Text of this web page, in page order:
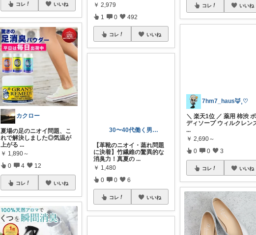
コレ いいね
カクロー
​夏場の足のニオイ問題、こ
れで解決しました◎ ​気温が
上がる ...
￥ 1,890～
0 4 12
コレ いいね
￥ 2,979
1 0 492
コレ いいね
30〜40代働く男性のためのROOM
【革靴のニオイ・蒸れ問題
に決着】竹繊維の驚異的な
消臭力！真夏の
￥ 1,480
0 0
コレ いいね
7hm7_haus‪🦊⸒♡
＼ 楽天1位 ／ 薬用 柿渋 ボ
ディソープ ウィルクレンズ
...
￥ 2,690～
0 0